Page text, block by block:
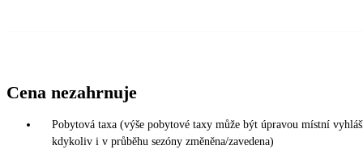
Cena nezahrnuje
Pobytová taxa (výše pobytové taxy může být úpravou místní
kdykoliv i v průběhu sezóny změněna/zavedena)